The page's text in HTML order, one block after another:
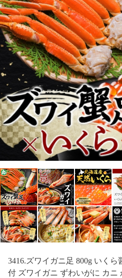
3416.ズワイガニ足 800g いくら
付 ズワイガニ ずわいがに カニ